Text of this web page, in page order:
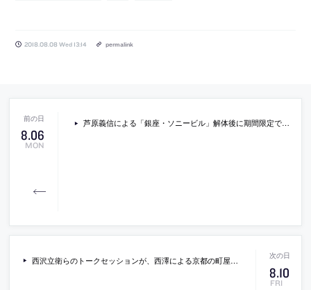
2018.08.08 Wed 13:14 permalink
8.06
MON
芦原義信による「銀座・ソニービル」解体後に期間限定で作られた、公園＋地下商業施設の「銀座ソニーパーク」の概要
8.10
FRI
西沢立衛らのトークセッションが、西澤による京都の町屋を改修した住まいとサロン「徳田邸」で開催